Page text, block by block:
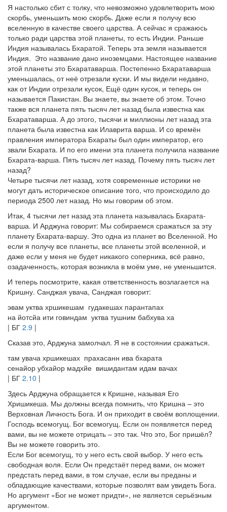
Я настолько сбит с толку, что невозможно удовлетворить мою
скорбь, уменьшить мою скорбь. Даже если я получу всю
вселенную в качестве своего царства. А сейчас я сражаюсь
только ради царства этой планеты, то есть Индии. Раньше
Индия называлась Бхаратой. Теперь эта земля называется
Индия. Это название дано иноземцами. Настоящее название
этой планеты это Бхаратаварша. Постепенно Бхаратаварша
уменьшалась, от неё отрезали куски. И мы видели недавно,
как от Индии отрезали кусок, Ещё один кусок, и теперь он
называется Пакистан. Вы знаете, вы знаете об этом. Точно
также вся планета пять тысяч лет назад была известна как
Бхаратаварша. А до этого, тысячи и миллионы лет назад эта
планета была известна как Илаврита варша. И со времён
правления императора Бхараты был один император, его
звали Бхарата. И по его имени эта планета получила название
Бхарата-варша. Пять тысяч лет назад. Почему пять тысяч лет
назад?
Четыре тысячи лет назад, хотя современные историки не
могут дать историческое описание того, что происходило до
периода 2500 лет назад. Но мы говорим об этом.
Итак, 4 тысячи лет назад эта планета называлась Бхарата-
варша. И Арджуна говорит: Мы собираемся сражаться за эту
планету Бхарата-варшу. Это одна из планет во Вселенной. Но
если я получу все планеты, все планеты этой вселенной, и
даже если у меня не будет никакого соперника, всё равно,
озадаченность, которая возникла в моём уме, не уменьшится.
И теперь посмотрите, какая ответственность возлагается на
Кришну. Санджая увача, Санджая говорит:
эвам уктва хршикешам гудакешах парантапах
на йотсйа ити говиндам уктва тушним бабхува ха
| БГ 2.9 |
Сказав это, Арджуна замолчал. Я не в состоянии сражаться.
там увача хршикешах прахасанн ива бхарата
сенайор убхайор мадхйе вишидантам идам вачах
| БГ 2.10 |
Здесь Арджуна обращается к Кришне, называя Его
Хришикеша. Мы должны всегда помнить, что Кришна – это
Верховная Личность Бога. И он приходит в своём воплощении.
Господь всемогущ. Бог всемогущ. Если он появляется перед
вами, вы не можете отрицать – это так. Что это, Бог пришёл?
Вы не можете говорить это.
Если Бог всемогущ, то у него есть свой выбор. У него есть
свободная воля. Если Он предстаёт перед вами, он может
предстать перед вами, в том случае, если вы преданы и
обладающие качествами, которые позволят вам увидеть Бога.
Но аргумент «Бог не может придти», не является серьёзным
аргументом.